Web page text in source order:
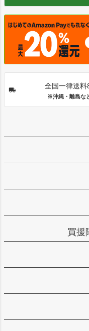
全国一律送
※沖縄・離島な
買援